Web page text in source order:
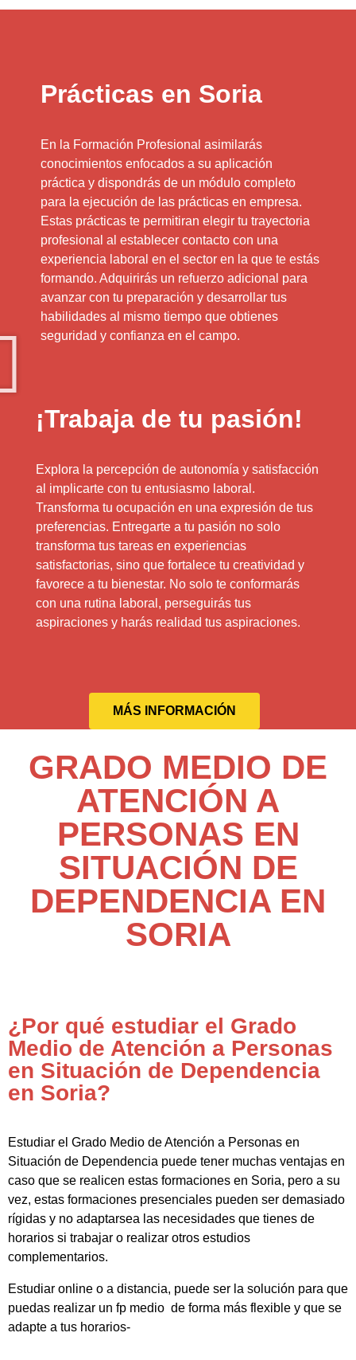
Prácticas en Soria
En la Formación Profesional asimilarás
conocimientos enfocados a su aplicación
práctica y dispondrás de un módulo completo
para la ejecución de las prácticas en empresa.
Estas prácticas te permitiran elegir tu trayectoria
profesional al establecer contacto con una
experiencia laboral en el sector en la que te estás
formando. Adquirirás un refuerzo adicional para
avanzar con tu preparación y desarrollar tus
habilidades al mismo tiempo que obtienes
seguridad y confianza en el campo.
¡Trabaja de tu pasión!
Explora la percepción de autonomía y satisfacción
al implicarte con tu entusiasmo laboral.
Transforma tu ocupación en una expresión de tus
preferencias. Entregarte a tu pasión no solo
transforma tus tareas en experiencias
satisfactorias, sino que fortalece tu creatividad y
favorece a tu bienestar. No solo te conformarás
con una rutina laboral, perseguirás tus
aspiraciones y harás realidad tus aspiraciones.
MÁS INFORMACIÓN
GRADO MEDIO DE
ATENCIÓN A
PERSONAS EN
SITUACIÓN DE
DEPENDENCIA EN
SORIA
¿Por qué estudiar el Grado
Medio de Atención a Personas
en Situación de Dependencia
en Soria?
Estudiar el Grado Medio de Atención a Personas en
Situación de Dependencia puede tener muchas ventajas en
caso que se realicen estas formaciones en Soria, pero a su
vez, estas formaciones presenciales pueden ser demasiado
rígidas y no adaptarsea las necesidades que tienes de
horarios si trabajar o realizar otros estudios
complementarios.
Estudiar online o a distancia, puede ser la solución para que
puedas realizar un fp medio de forma más flexible y que se
adapte a tus horarios-